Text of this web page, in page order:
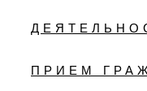
ПРИЕМ